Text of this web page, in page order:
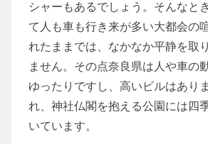
シャーもあるでしょう。そんなと
て人も車も行き来が多い大都会の
れたままでは、なかなか平静を取
ません。その点奈良県は人や車の
ゆったりですし、高いビルはあり
れ、神社仏閣を抱える公園には四
いています。